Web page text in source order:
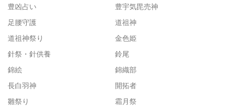
豊凶占い
豊宇気毘売神
足腰守護
道祖神
道祖神祭り
金色姫
針祭・針供養
鈴尾
錦絵
錦織部
長白羽神
開拓者
雛祭り
霜月祭